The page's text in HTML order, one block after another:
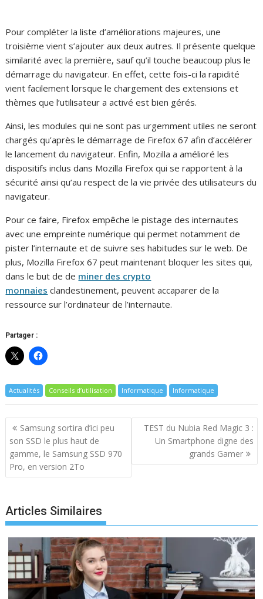
Pour compléter la liste d’améliorations majeures, une
troisième vient s’ajouter aux deux autres. Il présente quelque
similarité avec la première, sauf qu’il touche beaucoup plus le
démarrage du navigateur. En effet, cette fois-ci la rapidité
vient facilement lorsque le chargement des extensions et
thèmes que l’utilisateur a activé est bien gérés.
Ainsi, les modules qui ne sont pas urgemment utiles ne seront
chargés qu’après le démarrage de Firefox 67 afin d’accélérer
le lancement du navigateur. Enfin, Mozilla a amélioré les
dispositifs inclus dans Mozilla Firefox qui se rapportent à la
sécurité ainsi qu’au respect de la vie privée des utilisateurs du
navigateur.
Pour ce faire, Firefox empêche le pistage des internautes
avec une empreinte numérique qui permet notamment de
pister l’internaute et de suivre ses habitudes sur le web. De
plus, Mozilla Firefox 67 peut maintenant bloquer les sites qui,
dans le but de de miner des crypto
monnaies clandestinement, peuvent accaparer de la
ressource sur l’ordinateur de l’internaute.
Partager :
Actualités Conseils d’utilisation Informatique Informatique
Navigation
de
l’article
Samsung sortira d’ici peu
son SSD le plus haut de
gamme, le Samsung SSD 970
Pro, en version 2To
TEST du Nubia Red Magic 3 :
Un Smartphone digne des
grands Gamer
Articles Similaires